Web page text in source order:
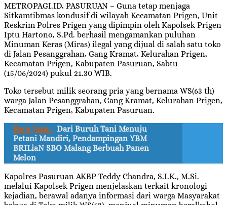
METROPAGI.ID, PASURUAN – Guna tetap menjaga
Sitkamtibmas kondusif di wilayah Kecamatan Prigen, Unit
Reskrim Polres Prigen yang dipimpin oleh Kapolsek Prigen
Iptu Hartono, S.Pd. berhasil mengamankan puluhan
Minuman Keras (Miras) ilegal yang dijual di salah satu toko
di Jalan Pesanggrahan, Gang Kramat, Kelurahan Prigen,
Kecamatan Prigen, Kabupaten Pasuruan, Sabtu
(15/06/2024) pukul 21.30 WIB.
Toko tersebut milik seorang pria yang bernama WS(63 th)
warga Jalan Pesanggrahan, Gang Kramat, Kelurahan Prigen,
Kecamatan Prigen, Kabupaten Pasuruan.
Baca Juga : Dari Buruh Tani Menuju
Petani Mandiri, Pendampingan YBM
BRILiaN SBO Malang Berbuah Panen
Melon
Kapolres Pasuruan AKBP Teddy Chandra, S.I.K., M.Si.
melalui Kapolsek Prigen menjelaskan terkait kronologi
kejadian, berawal adanya informasi dari warga Masyarakat